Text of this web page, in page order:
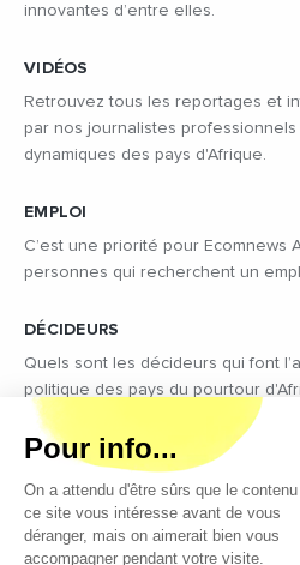
innovantes d’entre elles.
VIDÉOS
Retrouvez tous les reportages et
par nos journalistes
dynamiques des pays d'Afrique.
EMPLOI
C’est une priorité pour Ecomnews
personnes qui recherchent un
DÉCIDEURS
Quels sont les décideurs qui font
politique des pays du pourtour